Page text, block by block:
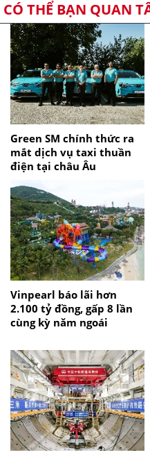
CÓ THỂ BẠN QUAN
Green SM chính thức ra
mắt dịch vụ taxi thuần
điện tại châu Âu
Vinpearl báo lãi hơn
2.100 tỷ đồng, gấp 8 lần
cùng kỳ năm ngoái